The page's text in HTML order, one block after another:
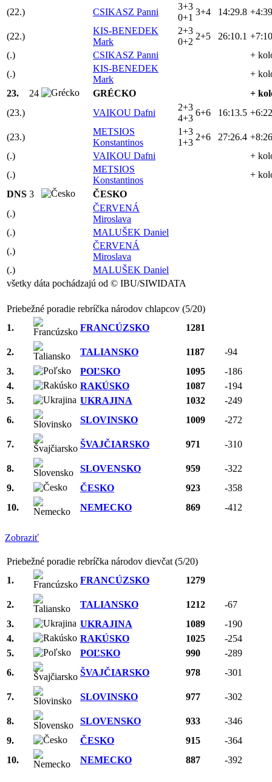
(22.)
CSIKASZ Panni
3+3
0+1
3+4 14:29.8
(22.)
KIS-BENEDEK
Mark
2+3
0+2
2+5 26:10.1
(.)
CSIKASZ Panni
+
(.)
KIS-BENEDEK
Mark
+
23.
24 GRÉCKO
+
(23.)
VAIKOU Dafni
2+3
4+3
6+6 16:13.5
(23.)
METSIOS
Konstantinos
1+3
1+3
2+6 27:26.4
(.)
VAIKOU Dafni
+
(.)
METSIOS
Konstantinos
+
DNS 3
ČESKO
(.)
ČERVENÁ
Miroslava
(.)
MALUŠEK Daniel
(.)
ČERVENÁ
Miroslava
(.)
MALUŠEK Daniel
všetky dáta pochádzajú od © IBU/SIWIDATA
Priebežné poradie rebríčka národov chlapcov (5/20)
1.
FRANCÚZSKO 1281
2. TALIANSKO 1187
-94
3.
POĽSKO 1095
-186
4.
RAKÚSKO 1087
-194
5.
UKRAJINA 1032
-249
6.
SLOVINSKO 1009 -272
7. ŠVAJČIARSKO 971 -310
8. SLOVENSKO 959
-322
9.
ČESKO 923
-358
10.
NEMECKO 869 -412
Zobraziť
Priebežné poradie rebríčka národov dievčat (5/20)
1.
FRANCÚZSKO 1279
2. TALIANSKO 1212
-67
3.
UKRAJINA 1089
-190
4.
RAKÚSKO 1025
-254
5.
POĽSKO 990
-289
6.
ŠVAJČIARSKO 978 -301
7. SLOVINSKO 977 -302
8. SLOVENSKO 933
-346
9.
ČESKO 915
-364
10.
NEMECKO 887 -392